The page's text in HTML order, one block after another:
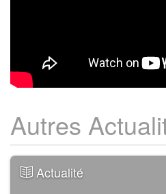
Autres
Actualité